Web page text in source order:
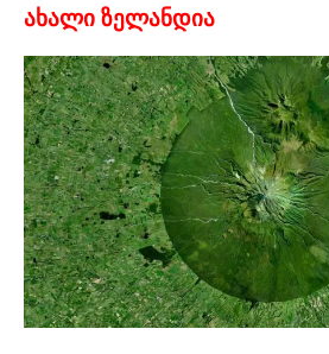
ახალი ზელანდია